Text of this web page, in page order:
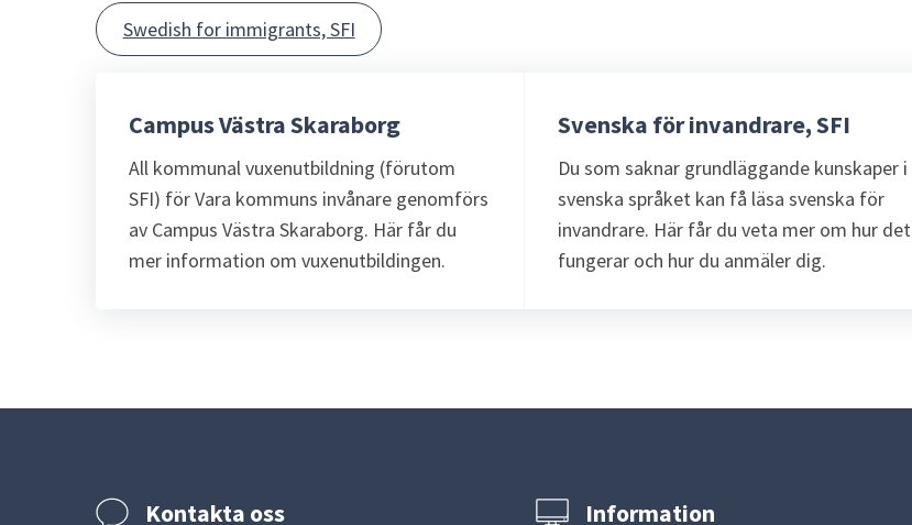
Swedish for immigrants, SFI
Campus Västra Skaraborg
All kommunal vuxenutbildning (förutom
SFI) för Vara kommuns invånare genomförs
av Campus Västra Skaraborg. Här får du
mer information om vuxenutbildingen.
Svenska för invandrare, SFI
Du som saknar grundläggande kunskaper i
svenska språket kan få läsa svenska för
invandrare. Här får du veta mer om hur det
fungerar och hur du anmäler dig.
Kontakta oss Information